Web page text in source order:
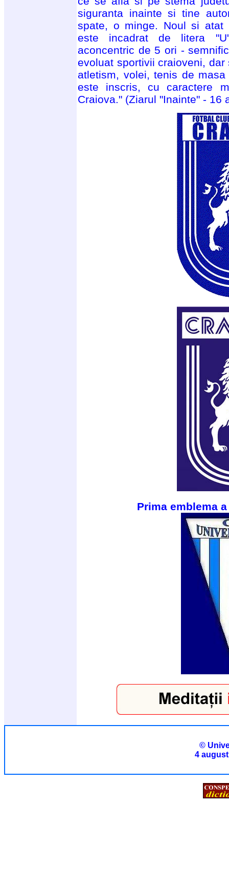
siguranta inainte si tine
spate, o minge. Noul si atat
este incadrat de litera
aconcentric de 5 ori -
evoluat sportivii craioveni,
atletism, volei, tenis de
este inscris, cu caractere
Craiova." (Ziarul "Inainte" - 16
Prima emblema
©
4